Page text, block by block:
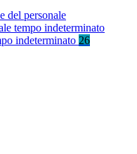
del personale
tempo indeterminato
indeterminato 26